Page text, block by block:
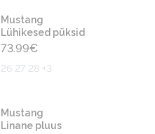
Mustang
Lühikesed püksid
73.99€
26 27 28 +3
Mustang
Linane pluus